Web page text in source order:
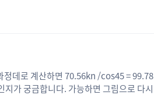
정데로 계산하면 70.56kn /cos45 = 99.78
가 궁금합니다. 가능하면 그림으로 다시